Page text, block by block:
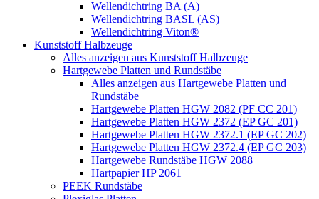
Wellendichtring BA (A)
Wellendichtring BASL (AS)
Wellendichtring Viton®
Kunststoff Halbzeuge
Alles anzeigen aus Kunststoff Halbzeuge
Hartgewebe Platten und Rundstäbe
Alles anzeigen aus Hartgewebe Platten und
Rundstäbe
Hartgewebe Platten HGW 2082 (PF CC 201)
Hartgewebe Platten HGW 2372 (EP GC 201)
Hartgewebe Platten HGW 2372.1 (EP GC 202)
Hartgewebe Platten HGW 2372.4 (EP GC 203)
Hartgewebe Rundstäbe HGW 2088
Hartpapier HP 2061
PEEK Rundstäbe